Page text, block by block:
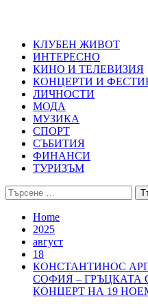
КЛУБЕН ЖИВОТ
ИНТЕРЕСНО
КИНО И ТЕЛЕВИЗИЯ
КОНЦЕРТИ И
ЛИЧНОСТИ
МОДА
МУЗИКА
СПОРТ
СЪБИТИЯ
ФИНАНСИ
ТУРИЗЪМ
Търсене
за:
Home
2025
август
18
КОНСТАНТИНОС
СОФИЯ – ГРЪЦКАТА
КОНЦЕРТ НА 19